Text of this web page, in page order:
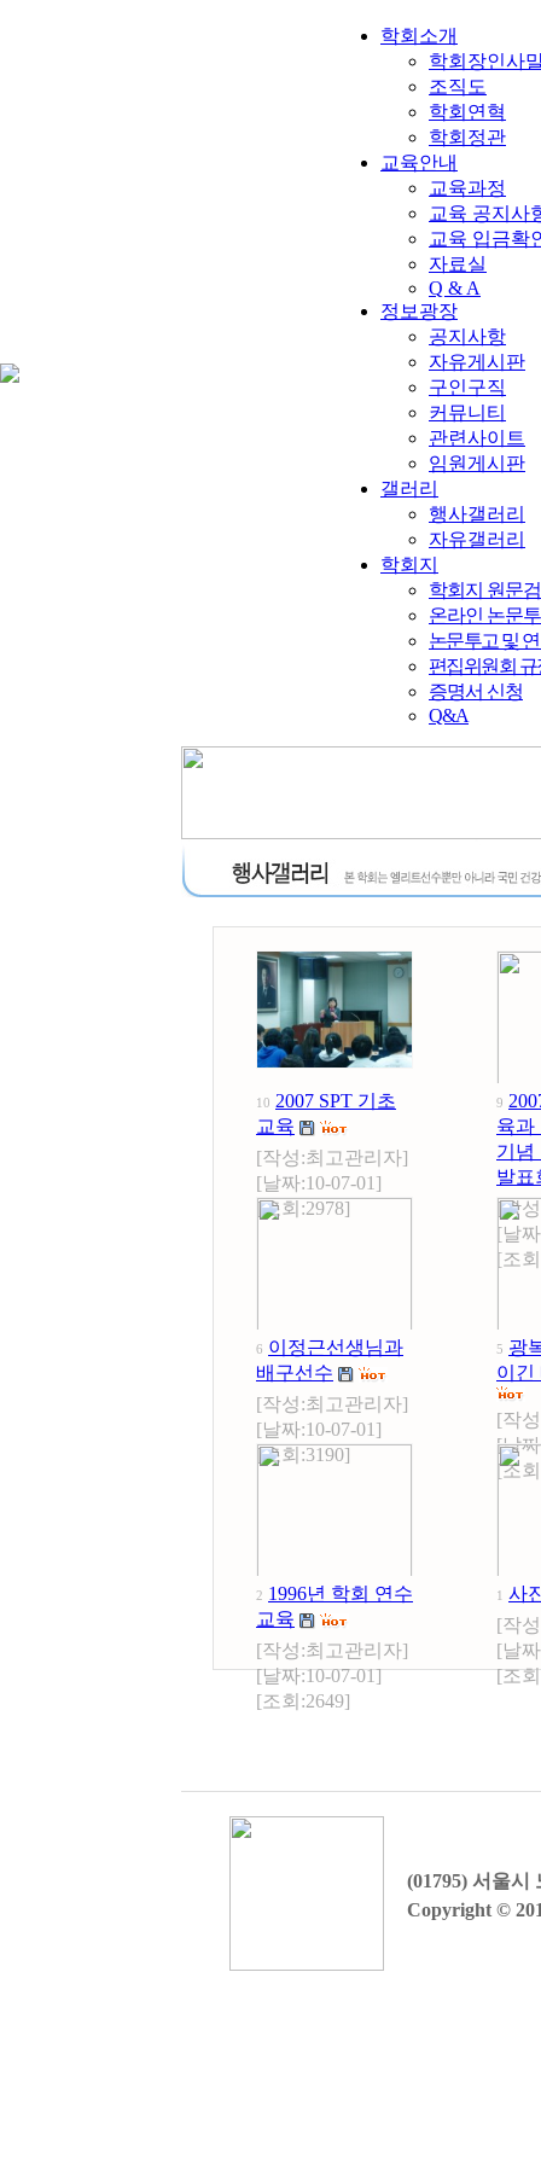
학회소개
학회장인사
조직도
학회연혁
학회정관
교육안내
교육과정
교육 공지사
교육 입금확
자료실
Q & A
정보광장
공지사항
자유게시판
구인구직
커뮤니티
관련사이트
임원게시판
갤러리
행사갤러리
자유갤러리
학회지
학회지 원문
온라인 논문
논문투고 및
편집위원회
증명서 신청
Q&A
10 2007 SPT 기초
교육
[작성:최고관리자]
[날짜:10-07-01]
[조회:2978]
9
육과
기념
발표
[작
[날
[조
6 이정근선생님과
배구선수
[작성:최고관리자]
[날짜:10-07-01]
[조회:3190]
5 광
이긴
[작
[날
[조
2 1996년 학회 연수
교육
[작성:최고관리자]
[날짜:10-07-01]
[조회:2649]
1 사
[작
[날
[조
(01795) 서울
Copyright ©